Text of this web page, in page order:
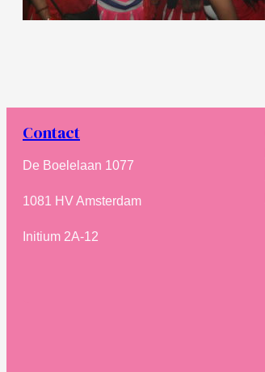
Contact
De Boelelaan 1077
1081 HV Amsterdam
Initium 2A-12